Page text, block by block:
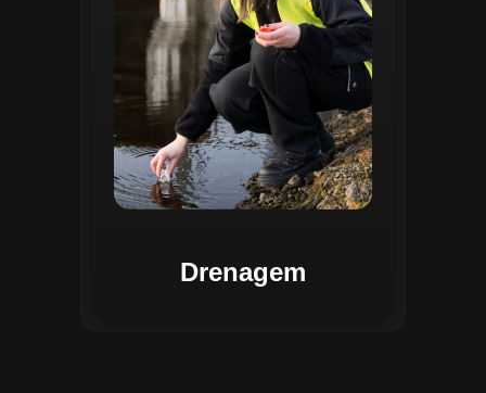
Drenagem
sustentável, reduzindo riscos de
enchentes e otimizando a alocação de
recursos. Relatórios visuais facilitam a
comunicação dos resultados e o
acompanhamento dos projetos de
melhoria.